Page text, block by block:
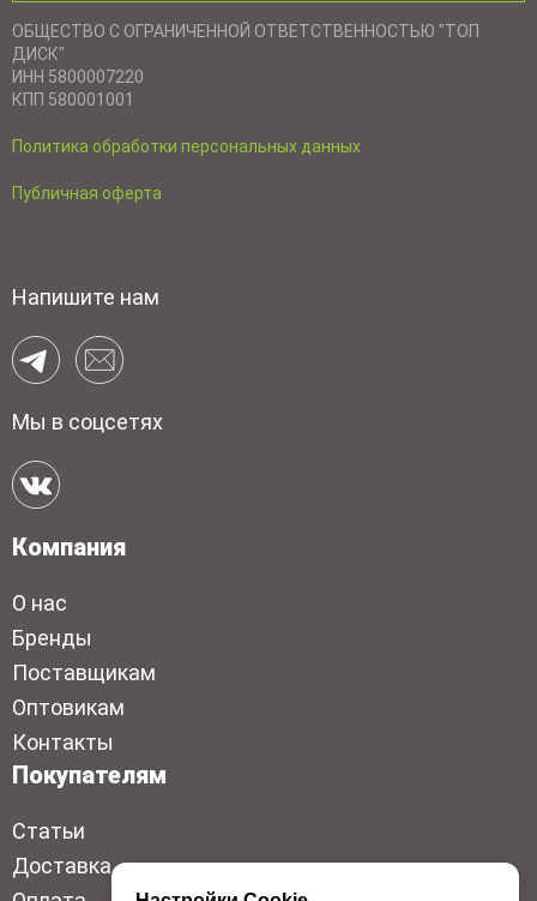
ОБЩЕСТВО С ОГРАНИЧЕННОЙ ОТВЕТСТВЕННОСТЬЮ "ТОП
ДИСК"
ИНН 5800007220
КПП 580001001
Политика обработки персональных данных
Публичная оферта
Напишите нам
Мы в соцсетях
Компания
О нас
Бренды
Поставщикам
Оптовикам
Контакты
Покупателям
Статьи
Доставка